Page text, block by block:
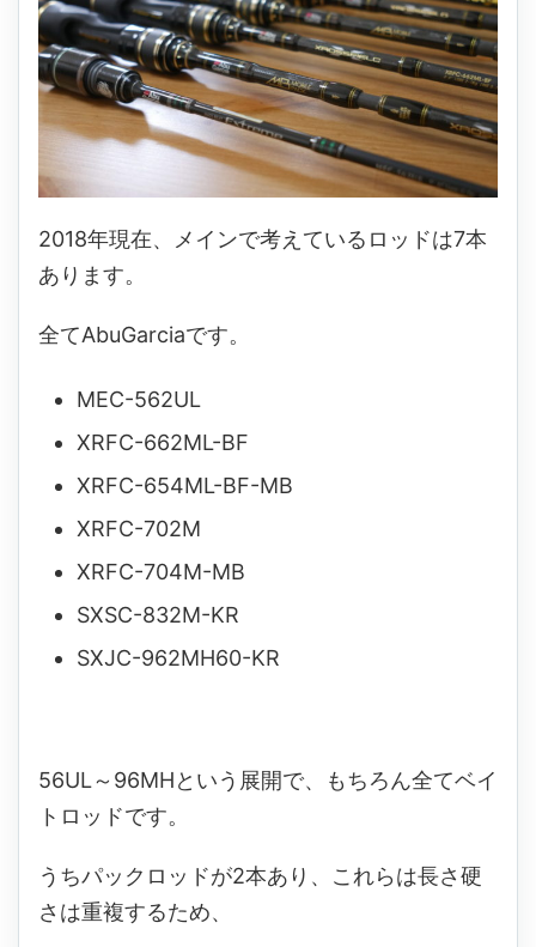
2018年現在、メインで考えているロッドは7本
あります。
全てAbuGarciaです。
MEC-562UL
XRFC-662ML-BF
XRFC-654ML-BF-MB
XRFC-702M
XRFC-704M-MB
SXSC-832M-KR
SXJC-962MH60-KR
56UL～96MHという展開で、もちろん全てベイ
トロッドです。
うちパックロッドが2本あり、これらは長さ硬
さは重複するため、